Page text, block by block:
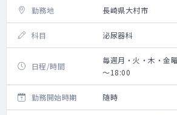
勤務地 長崎県大村市
科目 泌尿器科
日程/時間
毎週月・火・木・金
～18:00
勤務開始時期 随時